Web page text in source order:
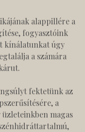
alappillére a
fogyasztóink
kínálatunkat úgy
a számára
fektetünk az
a
magas